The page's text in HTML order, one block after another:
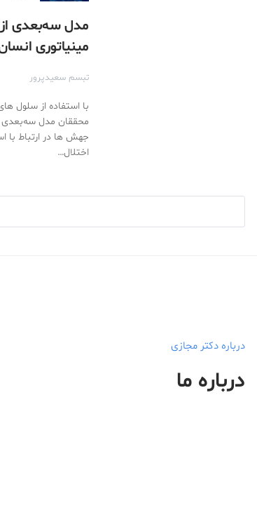
مدل سه‌بعدی
مینیاتوری
روشن‌تر کرده
تبسم سعیدپرور
با استفاده از سلول
محققان مدل سه‌بعدی
جهش ها در ارتباط با
اختلال…
درباره دکتر مجازی
درباره ما